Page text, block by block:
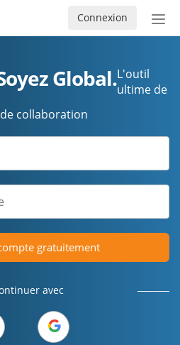
ou
Connexion
Global.L'outil
ultime de
collaboration
gratuitement
avec